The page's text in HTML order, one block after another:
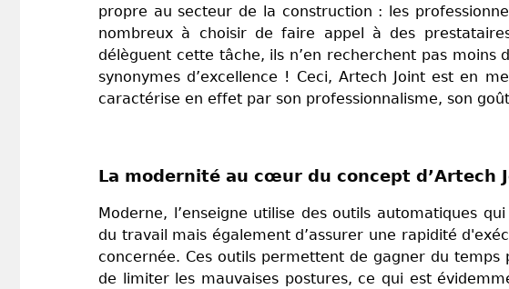
propre au secteur de la construction : les
nombreux à choisir de faire appel à des
délèguent cette tâche, ils n’en recherchent pas
synonymes d’excellence ! Ceci, Artech Joint est en
caractérise en effet par son professionnalisme, son
La modernité au cœur du concept d’Artech
Moderne, l’enseigne utilise des outils automatiques
du travail mais également d’assurer une rapidité
concernée. Ces outils permettent de gagner du
de limiter les mauvaises postures, ce qui est